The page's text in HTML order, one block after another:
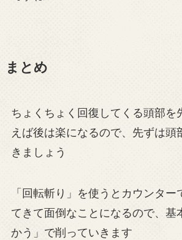
まとめ
ちょくちょく回復してくる頭部を
えば後は楽になるので、先ずは頭
きましょう
「回転斬り」を使うとカウンター
てきて面倒なことになるので、基
かう」で削っていきます